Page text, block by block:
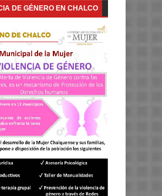
DE GÉNERO EN CHALCO